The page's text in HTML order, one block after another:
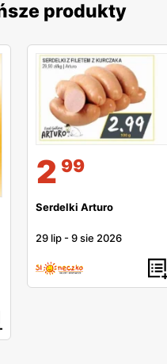
produkty
2 99
Serdelki Arturo
29 lip -9 sie 2026